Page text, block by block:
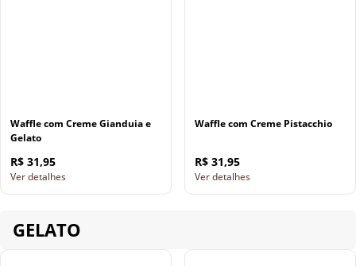
Waffle com Creme Gianduia e
Gelato
R$ 31,95
Ver detalhes
Waffle com Creme Pistacchio
R$ 31,95
Ver detalhes
GELATO